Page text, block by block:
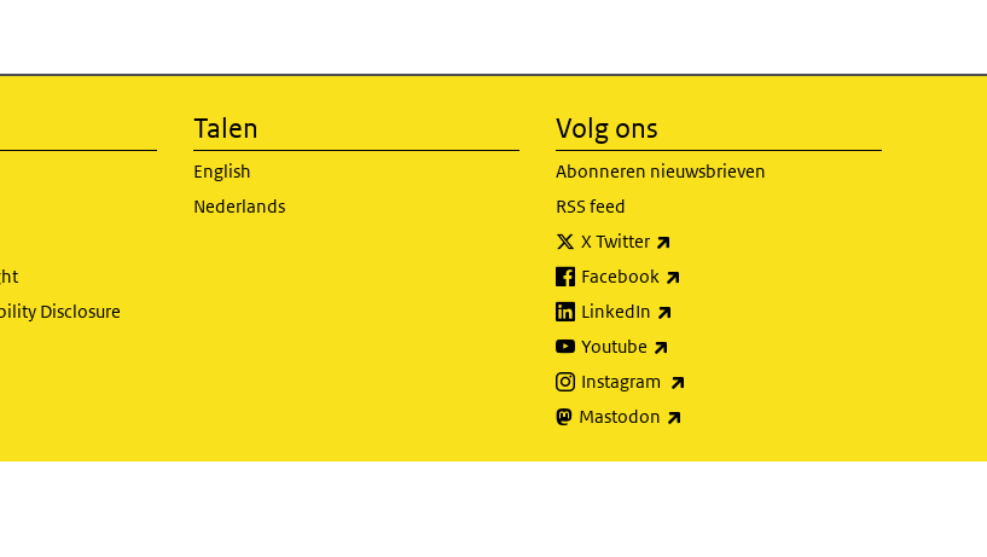
Disclosure
Talen
English
Nederlands
Volg ons
Abonneren nieuwsbrieven
RSS feed
X Twitter
Facebook
LinkedIn
Youtube
Instagram
Mastodon